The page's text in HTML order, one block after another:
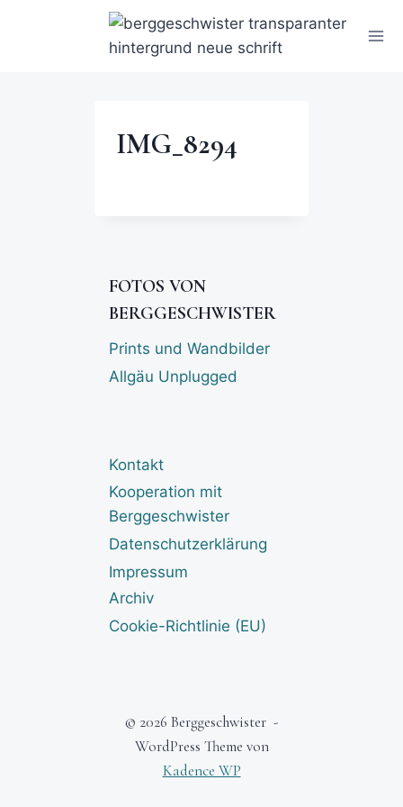
IMG_8294
FOTOS VON
BERGGESCHWISTER
Prints und Wandbilder
Allgäu Unplugged
Kontakt
Kooperation mit
Berggeschwister
Datenschutzerklärung
Impressum
Archiv
Cookie-Richtlinie (EU)
© 2026 Berggeschwister -
WordPress Theme von
Kadence WP